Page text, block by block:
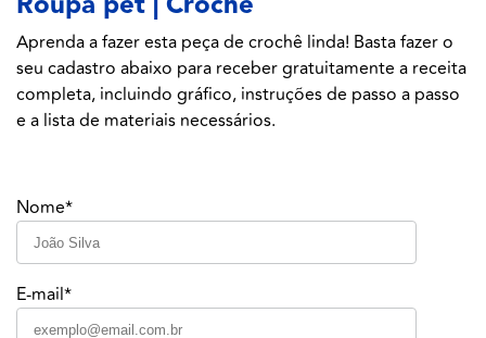
Aprenda a fazer esta peça de crochê linda! Basta fazer o
seu cadastro abaixo para receber gratuitamente a receita
completa, incluindo gráfico, instruções de passo a passo
e a lista de materiais necessários.
Nome*
E-mail*